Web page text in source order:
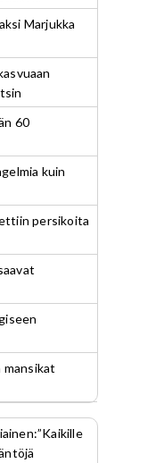
Marjukka
60
kuin
persikoita
mansikat